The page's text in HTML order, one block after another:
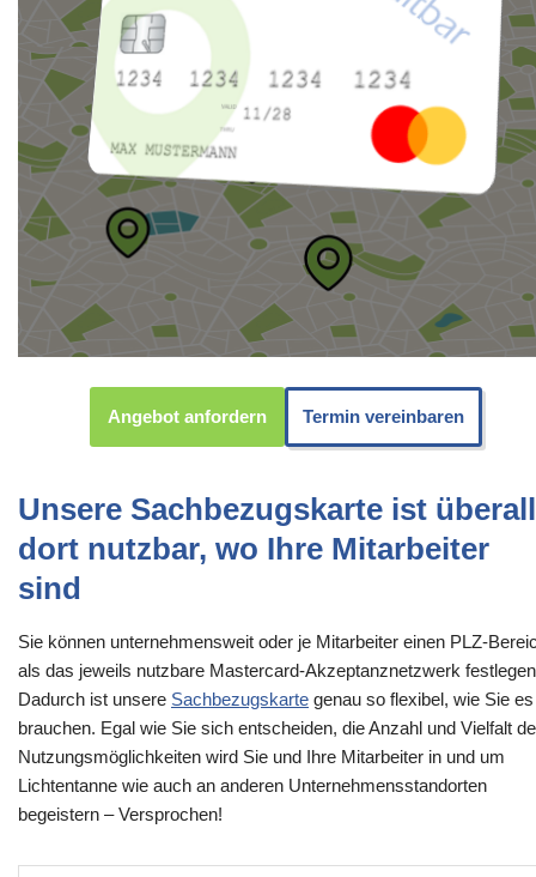
Angebot anfordern Termin vereinbaren
Unsere Sachbezugskarte ist überall
dort nutzbar, wo Ihre Mitarbeiter
sind
Sie können unternehmensweit oder je Mitarbeiter einen PLZ-
als das jeweils nutzbare Mastercard-Akzeptanznetzwerk
Dadurch ist unsere Sachbezugskarte genau so flexibel, wie Sie es
brauchen. Egal wie Sie sich entscheiden, die Anzahl und Vielfalt
Nutzungsmöglichkeiten wird Sie und Ihre Mitarbeiter in und um
Lichtentanne wie auch an anderen Unternehmensstandorten
begeistern – Versprochen!